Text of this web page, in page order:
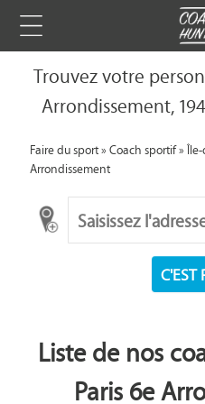
Trouvez votre
Arrondissement,
Faire du sport»Coach sportif»
Arrondissement
C'EST
Liste de nos
Paris 6e